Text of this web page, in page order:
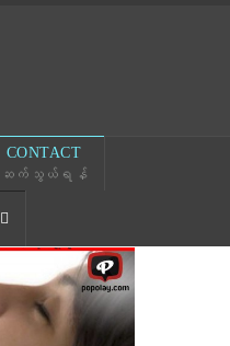
CONTACT
ဆက်သွယ်ရန်